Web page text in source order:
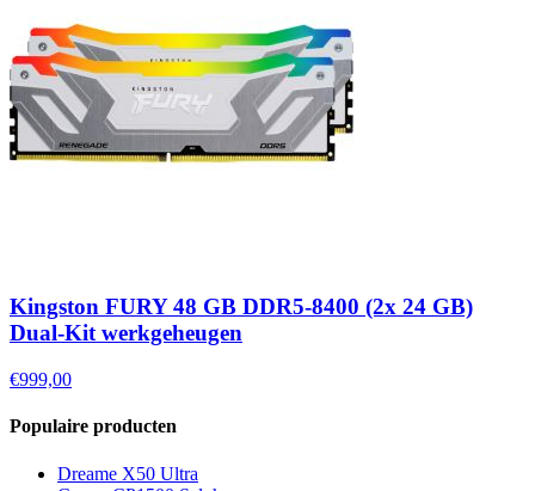
Kingston FURY 48 GB DDR5-8400 (2x 24 GB)
Dual-Kit werkgeheugen
€999,00
Populaire producten
Dreame X50 Ultra